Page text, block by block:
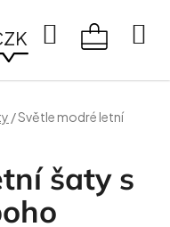
Hledat
/Světle modré letní
šaty s